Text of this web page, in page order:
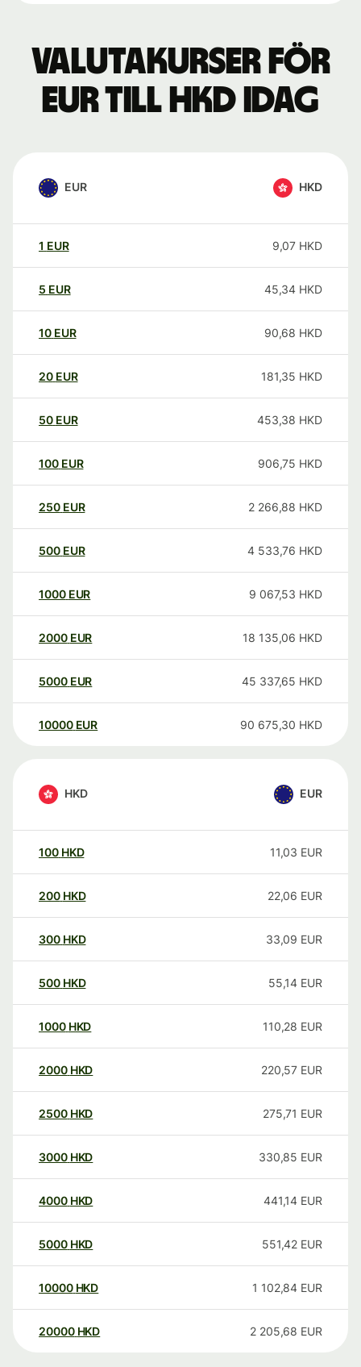
Valutakurser för
EUR till HKD idag
EUR HKD
1 EUR 9,07 HKD
5 EUR 45,34 HKD
10 EUR 90,68 HKD
20 EUR 181,35 HKD
50 EUR 453,38 HKD
100 EUR 906,75 HKD
250 EUR 2 266,88 HKD
500 EUR 4 533,76 HKD
1000 EUR 9 067,53 HKD
2000 EUR 18 135,06 HKD
5000 EUR 45 337,65 HKD
10000 EUR 90 675,30 HKD
HKD EUR
100 HKD 11,03 EUR
200 HKD 22,06 EUR
300 HKD 33,09 EUR
500 HKD 55,14 EUR
1000 HKD 110,28 EUR
2000 HKD 220,57 EUR
2500 HKD 275,71 EUR
3000 HKD 330,85 EUR
4000 HKD 441,14 EUR
5000 HKD 551,42 EUR
10000 HKD 1 102,84 EUR
20000 HKD 2 205,68 EUR